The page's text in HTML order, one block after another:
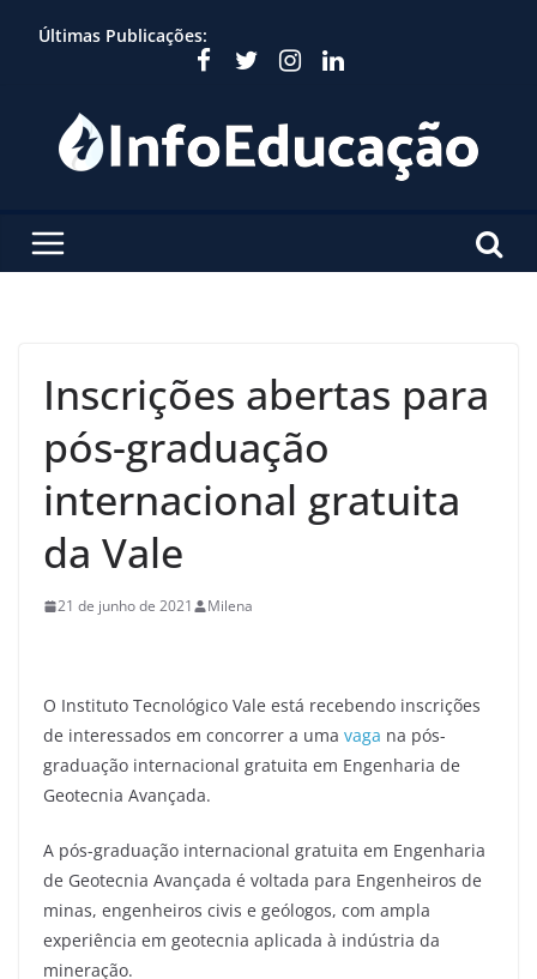
Últimas Publicações:
Inscrições abertas para
pós-graduação
internacional gratuita
da Vale
21 de junho de 2021 Milena
O Instituto Tecnológico Vale está recebendo inscrições
de interessados em concorrer a uma vaga na pós-
graduação internacional gratuita em Engenharia de
Geotecnia Avançada.
A pós-graduação internacional gratuita em Engenharia
de Geotecnia Avançada é voltada para Engenheiros de
minas, engenheiros civis e geólogos, com ampla
experiência em geotecnia aplicada à indústria da
mineração.